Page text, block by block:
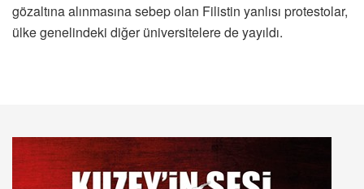
gözaltına alınmasına sebep olan Filistin yanlısı protestolar,
ülke genelindeki diğer üniversitelere de yayıldı.